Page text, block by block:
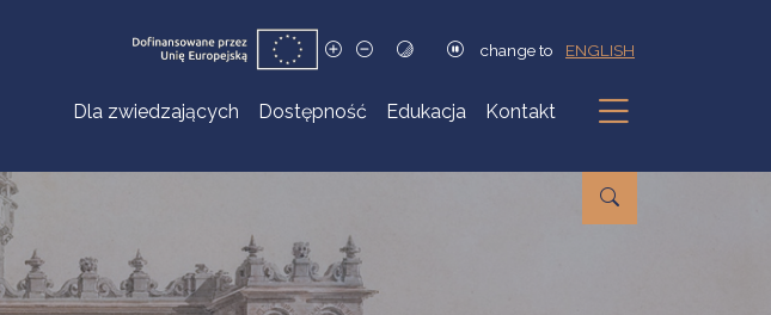
change to ENGLISH
Dla zwiedzających Dostępność Edukacja Kontakt
Podmenu